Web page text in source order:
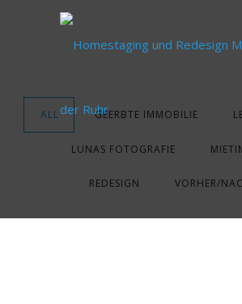
ALL GEERBTE IMMOBILIE
LUNAS FOTOGRAFIE
REDESIGN VORHER/